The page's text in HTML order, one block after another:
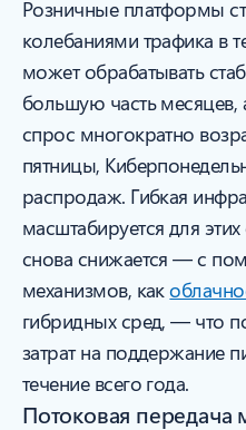
Розничные платформы
колебаниями трафика в
может обрабатывать
большую часть месяцев,
спрос многократно
пятницы,
распродаж. Гибкая
масштабируется для
снова снижается — с
механизмов, как
гибридных сред, — что
затрат на поддержание
течение всего года.
Потоковая передача